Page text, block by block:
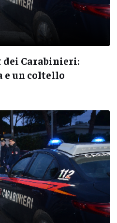
dei Carabinieri:
e un coltello